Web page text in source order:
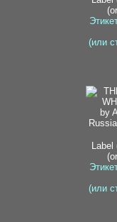
(или
Label
(или